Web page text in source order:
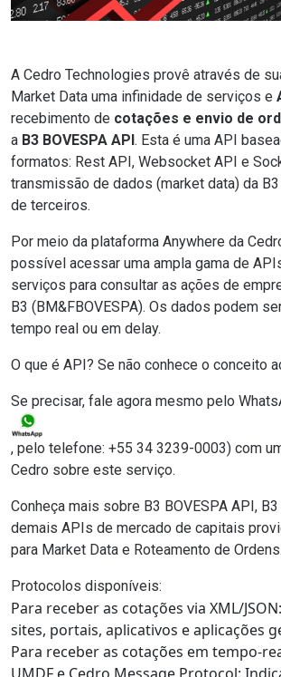
A Cedro Technologies provê através de
Market Data uma infinidade de serviços e
recebimento de cotações e envio de
a B3 BOVESPA API . Esta é uma API
formatos: Rest API, Websocket API e
transmissão de dados (market data) da
de terceiros.
Por meio da plataforma Anywhere da
possível acessar uma ampla gama de
serviços para consultar as ações de
B3 (BM&FBOVESPA). Os dados podem
tempo real ou em delay.
O que é API ? Se não conhece o conceito
Se precisar, fale agora mesmo pelo
, pelo telefone: +55 34 3239-0003) com
Cedro sobre este serviço.
Conheça mais sobre B3 BOVESPA API,
demais APIs de mercado de capitais
para Market Data e Roteamento de Ordens.
Protocolos disponíveis:
Para receber as cotações via XML/JSON
sites, portais, aplicativos e aplicações
Para receber as cotações em tempo-